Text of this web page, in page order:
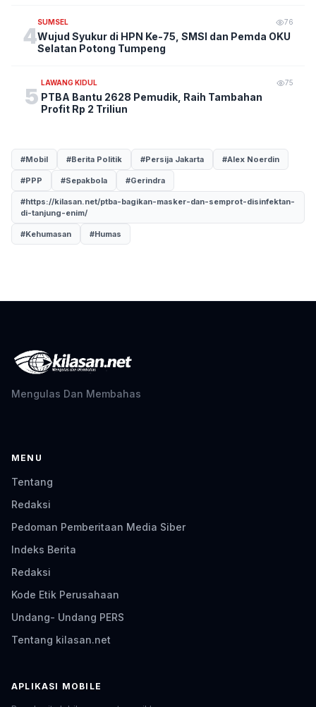
4
SUMSEL 76
Wujud Syukur di HPN Ke-75, SMSI dan Pemda OKU
Selatan Potong Tumpeng
5
LAWANG KIDUL 75
PTBA Bantu 2628 Pemudik, Raih Tambahan
Profit Rp 2 Triliun
#Mobil #Berita Politik #Persija Jakarta #Alex Noerdin
#PPP #Sepakbola #Gerindra
#https://kilasan.net/ptba-bagikan-masker-dan-semprot-disinfektan-
di-tanjung-enim/
#Kehumasan #Humas
Mengulas Dan Membahas
MENU
Tentang
Redaksi
Pedoman Pemberitaan Media Siber
Indeks Berita
Redaksi
Kode Etik Perusahaan
Undang- Undang PERS
Tentang kilasan.net
APLIKASI MOBILE